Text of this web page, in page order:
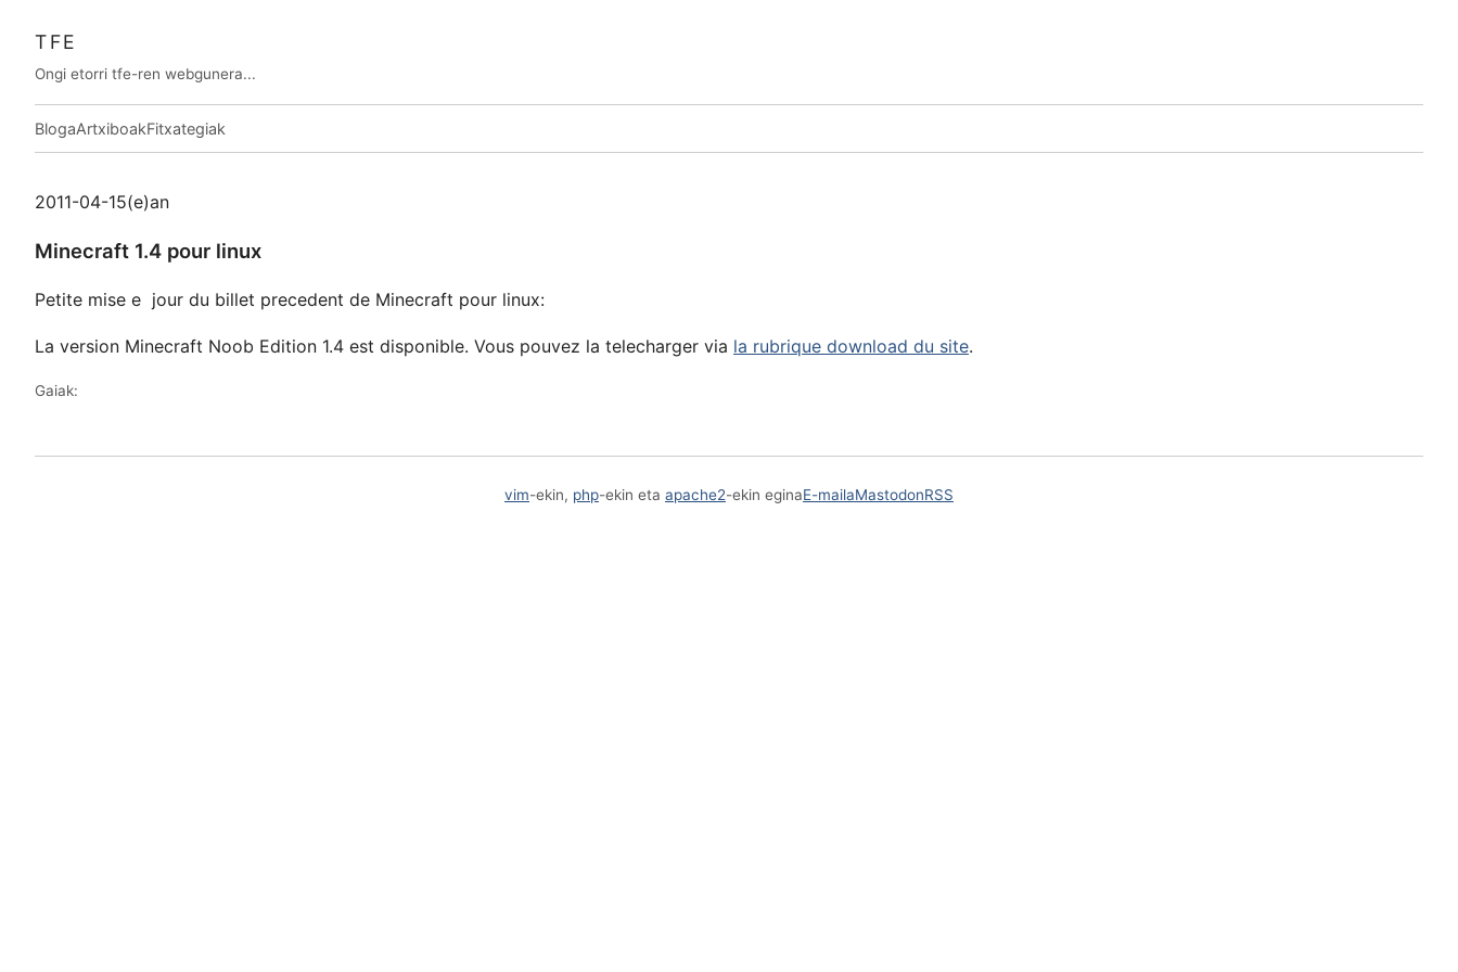
TFE
Ongi etorri tfe-ren webgunera...
BlogaArtxiboakFitxategiak
2011-04-15(e)an
Minecraft 1.4 pour linux
Petite mise e jour du billet precedent de Minecraft pour linux:
La version Minecraft Noob Edition 1.4 est disponible. Vous pouvez la telecharger via la rubrique download du site.
Gaiak:
vim-ekin, php-ekin eta apache2-ekin eginaE-mailaMastodonRSS